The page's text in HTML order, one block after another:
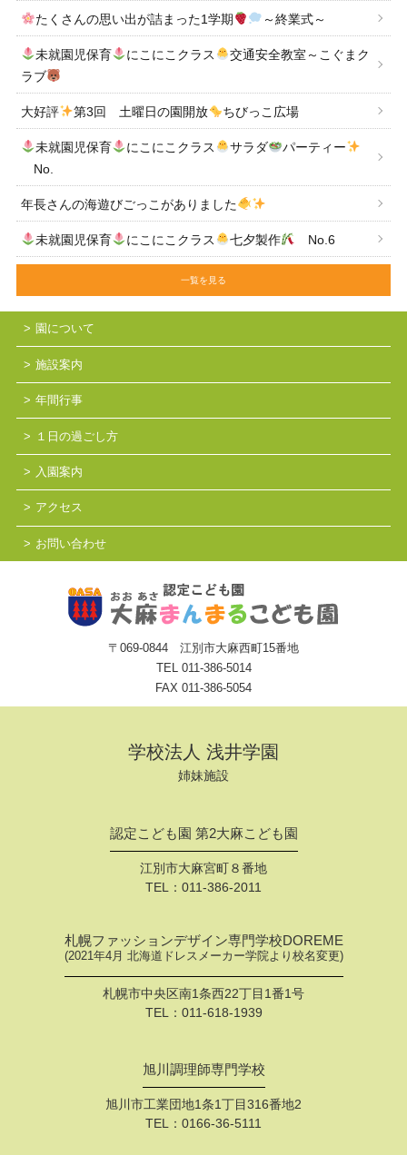
たくさんの思い出が詰まった1学期 ～終業式～
未就園児保育 にこにこクラス
交通安全教室～こぐまク
ラブ
大好評 第3回 土曜日の園開放 ちびっこ広場
未就園児保育 にこにこクラス サラダ
パーティー
No.
年長さんの海遊びごっこがありました
未就園児保育 にこにこクラス 七夕製作 No.6
一覧を見る
園について
施設案内
年間行事
１日の過ごし方
入園案内
アクセス
お問い合わせ
〒069-0844 江別市大麻西町15番地
TEL 011-386-5014
FAX 011-386-5054
学校法人 浅井学園
姉妹施設
認定こども園 第2大麻こども園
江別市大麻宮町８番地
TEL： 011-386-2011
札幌ファッションデザイン専門学校DOREME
(2021年4月 北海道ドレスメーカー学院より校名変更)
札幌市中央区南1条西22丁目1番1号
TEL： 011-618-1939
旭川調理師専門学校
旭川市工業団地1条1丁目316番地2
TEL： 0166-36-5111